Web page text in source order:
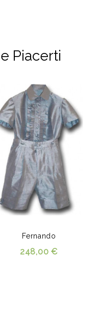
Piacerti
Fernando
248,00 €